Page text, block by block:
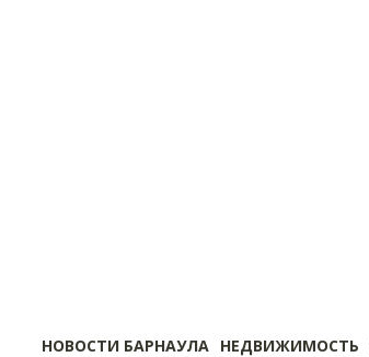
НОВОСТИ БАРНАУЛА НЕДВИЖИМОСТЬ